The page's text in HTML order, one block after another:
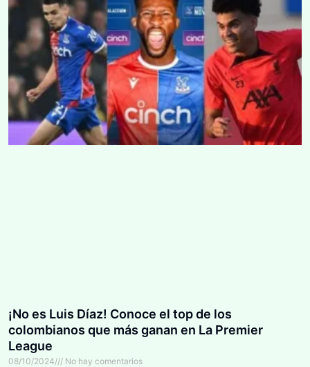
¡No es Luis Díaz! Conoce el top de los
colombianos que más ganan en La Premier
League
08/10/2024 No hay comentarios